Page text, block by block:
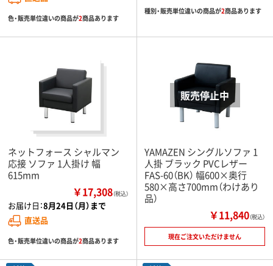
色・販売単位違いの商品が2商品あります
種別・販売単位違いの商品が2商品あります
ネットフォース シャルマン
応接 ソファ 1人掛け 幅
615mm
￥17,308（税込）
お届け日：8月24日（月）まで
直送品
色・販売単位違いの商品が2商品あります
YAMAZEN シングルソファ 1
人掛 ブラック PVCレザー
FAS-60（BK） 幅600×奥行
580×高さ700mm（わけあり
品）
￥11,840（税込）
現在ご注文いただけません